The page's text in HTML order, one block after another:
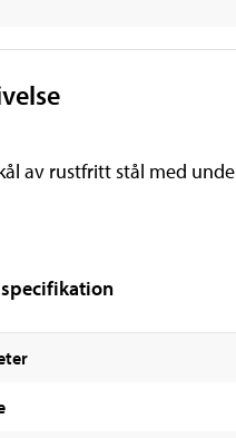
av rustfritt stål med